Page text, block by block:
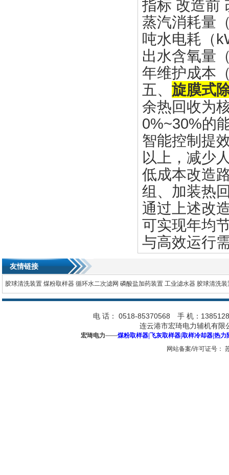
指标 改造前
蒸汽消耗量
吨水电耗（
出水含氧量
年维护成本
五、 旋膜式
余热回收为
0%~30%的
智能控制提
以上，减少
低成本改造
组、加装热
通过上述改
可实现年均
与高效运行
友情链接
胶球清洗装置 煤粉取样器 循环水二次滤网 磷酸盐加药装置 工业滤水器 胶球清洗装
电 话： 0518-85370568 手 机：
连云港市宏琦电力辅机有
宏琦电力——煤粉取样器 飞灰取样器 取样冷却器 热力
网站备案/许可证号：